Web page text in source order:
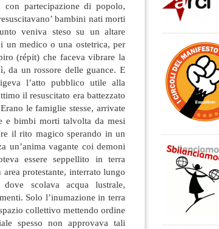
partecipazione di popolo,
bambini nati morti
veniva steso su un altare
un medico o una ostetrica, per
(répit) che faceva vibrare la
da un rossore delle guance. E
l’atto pubblico utile alla
il resuscitato era battezzato
le famiglie stesse, arrivate
e bimbi morti talvolta da mesi
il rito magico sperando in un
un’anima vagante coi demoni
essere seppellito in terra
protestante, interrato lungo
scolava acqua lustrale,
Solo l’inumazione in terra
collettivo mettendo ordine
spesso non approvava tali